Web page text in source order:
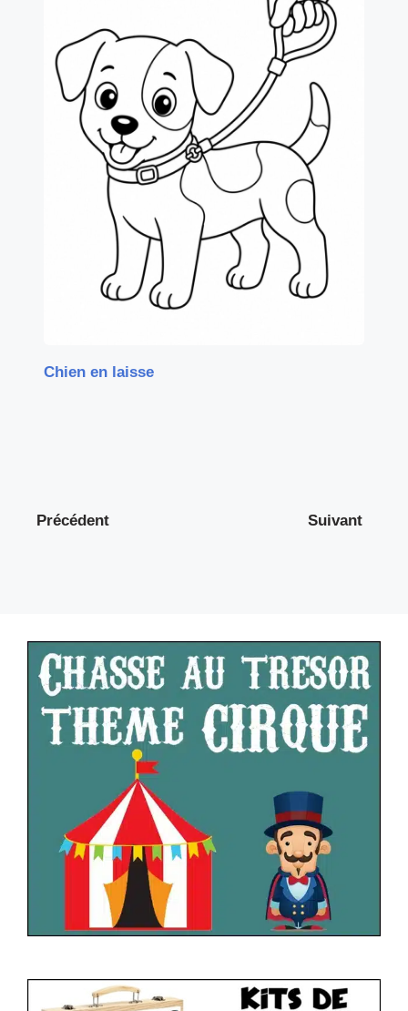
Chien en laisse
Précédent Suivant